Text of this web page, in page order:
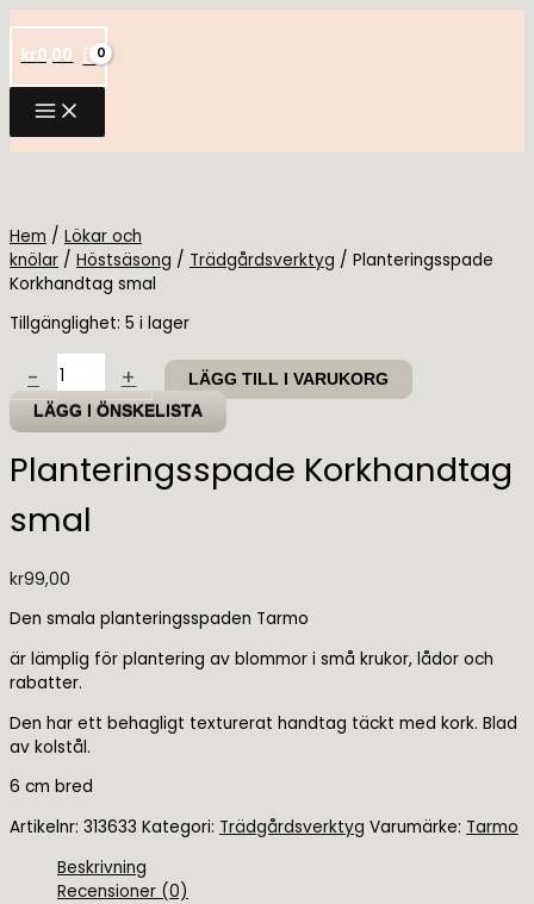
till
innehåll
kr0,00
Hem / Lökar och
knölar / Höstsäsong / Trädgårdsverktyg / Planteringsspade
Korkhandtag smal
Tillgänglighet: 5 i lager
-
Planteringsspade
Korkhandtag
smal
mängd
+
LÄGG TILL I VARUKORG
LÄGG I ÖNSKELISTA
Planteringsspade Korkhandtag
smal
kr99,00
Den smala planteringsspaden Tarmo
är lämplig för plantering av blommor i små krukor, lådor och
rabatter.
Den har ett behagligt texturerat handtag täckt med kork. Blad
av kolstål.
6 cm bred
Artikelnr: 313633 Kategori: Trädgårdsverktyg Varumärke: Tarmo
Beskrivning
Recensioner (0)